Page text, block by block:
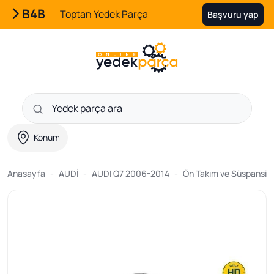
B4B Toptan Yedek Parça Başvuru yap
Konum
Anasayfa AUDİ AUDI Q7 2006-2014 Ön Takım ve